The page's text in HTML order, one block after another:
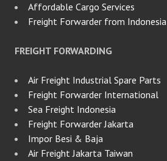
Affordable Cargo Services
Freight Forwarder from Indonesia
FREIGHT FORWARDING
Air Freight Industrial Spare Parts
Freight Forwarder International
Sea Freight Indonesia
Freight Forwarder Jakarta
Impor Besi & Baja
Air Freight Jakarta Taiwan